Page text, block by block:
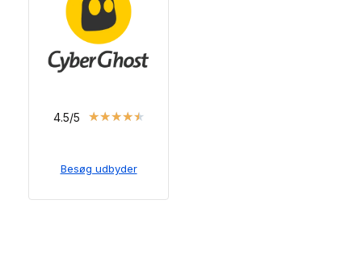
4.5/5 ★★★★★
Besøg udbyder